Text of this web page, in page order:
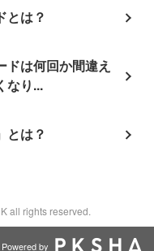
とは？
ドは何回か間違え
なり...
とは？
all rights reserved.
Powered by